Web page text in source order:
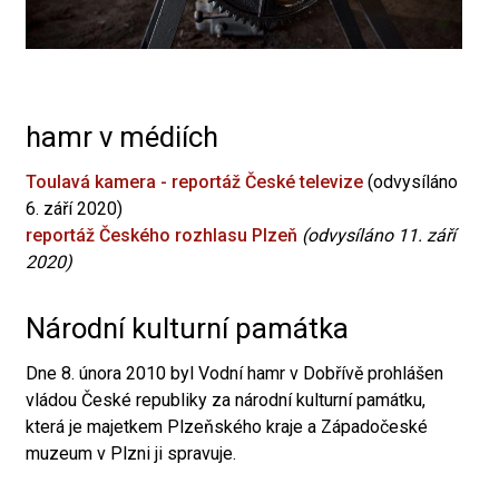
hamr v médiích
Toulavá kamera - reportáž České televize (odvysíláno
6. září 2020)
reportáž Českého rozhlasu Plzeň (odvysíláno 11. září
2020)
Národní kulturní památka
Dne 8. února 2010 byl Vodní hamr v Dobřívě prohlášen
vládou České republiky za národní kulturní památku,
která je majetkem Plzeňského kraje a Západočeské
muzeum v Plzni ji spravuje.